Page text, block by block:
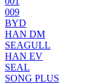
009
BYD
HAN DM
SEAGULL
HAN EV
SEAL
SONG PLUS